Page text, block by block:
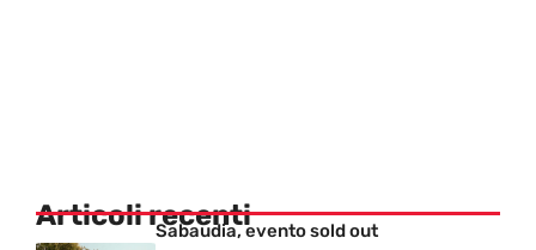
Articoli recentiSabaudia, evento sold out